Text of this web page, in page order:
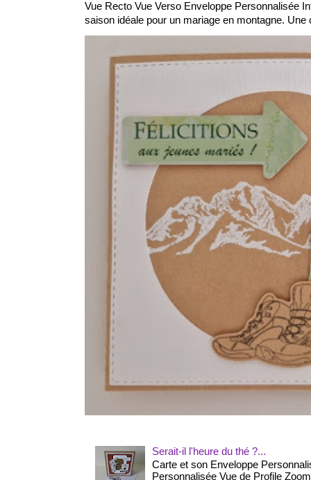
Vue Recto Vue Verso Enveloppe Personnalisée
saison idéale pour un mariage en montagne. Une
Serait-il l'heure du thé ?...
Carte et son Enveloppe
Personnalisée Vue de Profile